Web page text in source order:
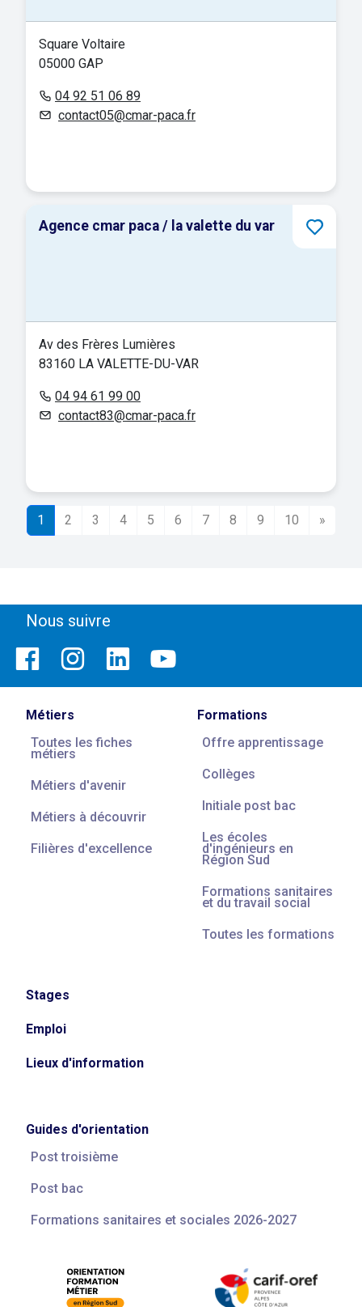
Square Voltaire
05000 GAP
04 92 51 06 89
contact05@cmar-paca.fr
Agence cmar paca / la valette du var
Av des Frères Lumières
83160 LA VALETTE-DU-VAR
04 94 61 99 00
contact83@cmar-paca.fr
1 2 3 4 5 6 7 8 9 10 »
Nous suivre
Métiers
Toutes les fiches
métiers
Métiers d'avenir
Métiers à découvrir
Filières d'excellence
Formations
Offre apprentissage
Collèges
Initiale post bac
Les écoles
d'ingénieurs en
Région Sud
Formations sanitaires
et du travail social
Toutes les formations
Stages
Emploi
Lieux d'information
Guides d'orientation
Post troisième
Post bac
Formations sanitaires et sociales 2026-2027